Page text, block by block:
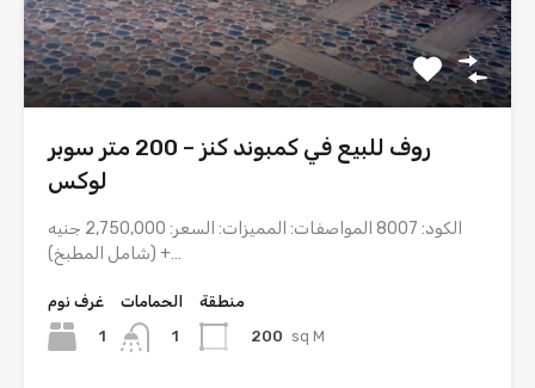
روف للبيع في كمبوند كنز – 200 متر سوبر
لوكس
الكود: 8007 المواصفات: المميزات: السعر: 2,750,000 جنيه
(شامل المطبخ) +…
غرف نوم
1
الحمامات
1
منطقة
200 sq M